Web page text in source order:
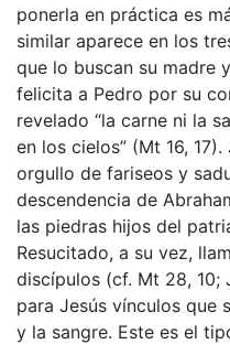
ponerla en práctica es
similar aparece en los
que lo buscan su madre
felicita a Pedro por su
revelado “la carne ni la
en los cielos” (Mt 16,
orgullo de fariseos y
descendencia de
las piedras hijos del
Resucitado, a su vez,
discípulos (cf. Mt 28, 10;
para Jesús vínculos que
y la sangre. Este es el